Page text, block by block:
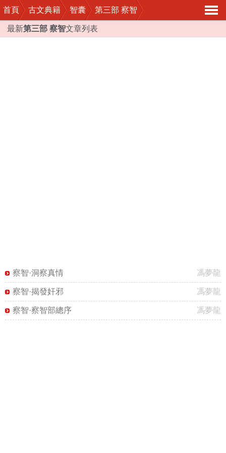
首頁 古文典籍 智囊
第三部 察智
導
最新第三部 察智文章列表
馮夢龍
察智·洞察真情
馮夢龍
察智·揭發奸邪
馮夢龍
察智·察智部總序